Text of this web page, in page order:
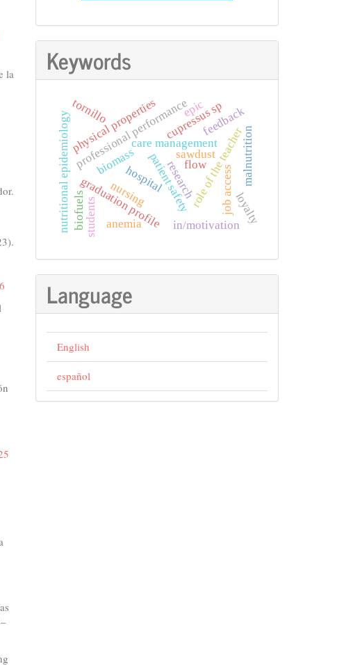
la
Keywords
care management
patient safety
nursing
hospital
professional performancerole of the teacher
graduation profile job access
research
anemia
malnutrition
nutritional epidemiology cupressus sp
physical properties
biofuels
biomass
tornillo
sawdust
in/motivation
students
flow
feedback
loyalty
epic
Language
English
español